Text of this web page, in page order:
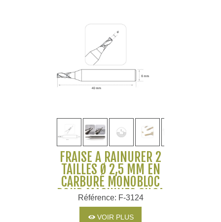
FRAISE À RAINURER 2
TAILLES Ø 2,5 MM EN
CARBURE MONOBLOC
POUR MACHINES SILCA
ET JMA
Référence: F-3124
VOIR PLUS